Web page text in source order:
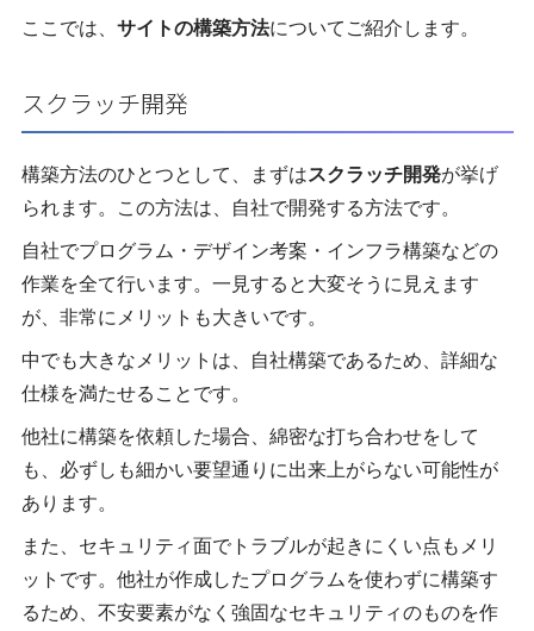
ここでは、 サイトの構築方法についてご紹介します。
スクラッチ開発
構築方法のひとつとして、まずはスクラッチ開発が挙げ
られます。この方法は、自社で開発する方法です。
自社でプログラム・デザイン考案・インフラ構築などの
作業を全て行います。一見すると大変そうに見えます
が、非常にメリットも大きいです。
中でも大きなメリットは、自社構築であるため、詳細な
仕様を満たせることです。
他社に構築を依頼した場合、綿密な打ち合わせをして
も、必ずしも細かい要望通りに出来上がらない可能性が
あります。
また、セキュリティ面でトラブルが起きにくい点もメリ
ットです。他社が作成したプログラムを使わずに構築す
るため、不安要素がなく強固なセキュリティのものを作